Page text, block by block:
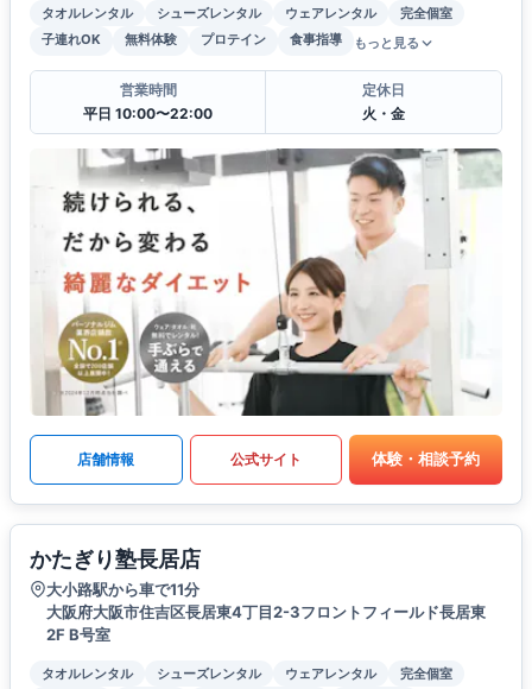
タオルレンタル シューズレンタル ウェアレンタル
完全個室
子連れOK
無料体験 プロテイン 食事指導 もっと見る
営業時間
平日 10:00〜22:00
定休日
火・金
店舗情報 公式サイト 体験・相談予約
かたぎり塾長居店
大小路駅から車で11分
大阪府大阪市住吉区長居東4丁目2-3フロントフィールド長居東
2F B号室
タオルレンタル シューズレンタル ウェアレンタル
完全個室